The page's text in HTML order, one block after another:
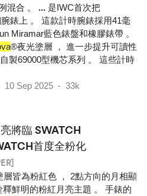
混合 。 ... 是IWC首次把
錶上 。 這款計時腕錶採用41毫
Miramar藍色錶盤和橡膠錶帶 。
®夜光塗層 ， 進一步提升可讀性
製69000型機芯系列 。 這些計時
Sep 2025 - 33k
將臨 SWATCH
首度全粉化
皆為粉紅色 ， 2點方向的月相顯
鮮明的粉紅月亮主題 。 手錶的